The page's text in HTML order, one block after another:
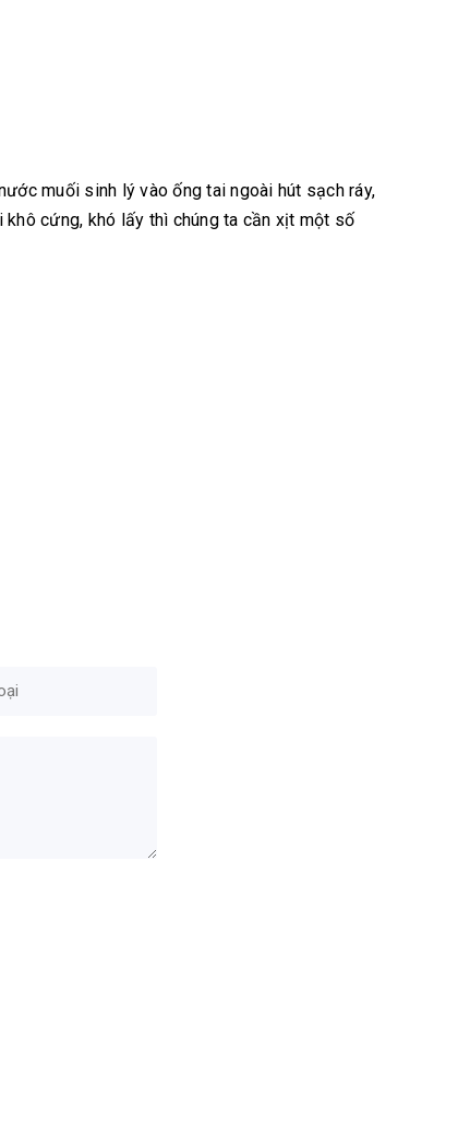
muối sinh lý vào ống tai ngoài hút sạch ráy,
cứng, khó lấy thì chúng ta cần xịt một số